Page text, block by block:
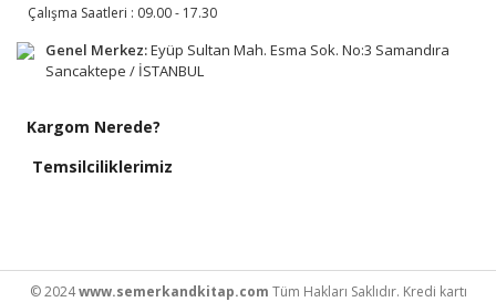
Çalışma Saatleri : 09.00 - 17.30
Genel Merkez:Eyüp Sultan Mah. Esma Sok. No:3 Samandıra
Sancaktepe / İSTANBUL
Kargom Nerede?
Temsilciliklerimiz
© 2024www.semerkandkitap.com Tüm Hakları Saklıdır. Kredi kartı